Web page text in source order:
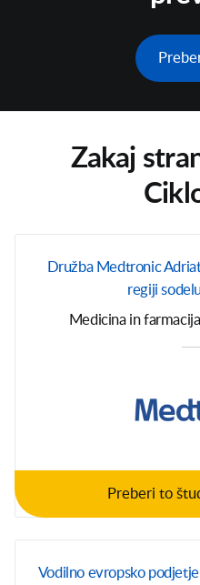
Zakaj
Družba Medtronic
regiji
Medicina in
Preberi to
Vodilno evropsko